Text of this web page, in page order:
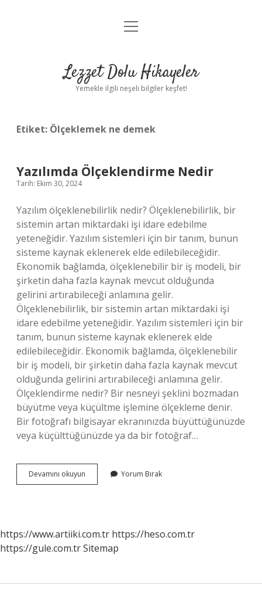
Anasayfa
Yasal Uyarı
menüyü
Lezzet Dolu Hikayeler
Yemekle ilgili neşeli bilgiler keşfet!
Etiket: Ölçeklemek ne demek
Yazılımda Ölçeklendirme Nedir
Tarih: Ekim 30, 2024
Yazılım ölçeklenebilirlik nedir? Ölçeklenebilirlik, bir
sistemin artan miktardaki işi idare edebilme
yeteneğidir. Yazılım sistemleri için bir tanım, bunun
sisteme kaynak eklenerek elde edilebileceğidir.
Ekonomik bağlamda, ölçeklenebilir bir iş modeli, bir
şirketin daha fazla kaynak mevcut olduğunda
gelirini artırabileceği anlamına gelir.
Ölçeklenebilirlik, bir sistemin artan miktardaki işi
idare edebilme yeteneğidir. Yazılım sistemleri için bir
tanım, bunun sisteme kaynak eklenerek elde
edilebileceğidir. Ekonomik bağlamda, ölçeklenebilir
bir iş modeli, bir şirketin daha fazla kaynak mevcut
olduğunda gelirini artırabileceği anlamına gelir.
Ölçeklendirme nedir? Bir nesneyi şeklini bozmadan
büyütme veya küçültme işlemine ölçekleme denir.
Bir fotoğrafı bilgisayar ekranınızda büyüttüğünüzde
veya küçülttüğünüzde ya da bir fotoğraf…
Devamını okuyun Yazılımda
Ölçeklendirme
Yorum Bırak
https://www.artiiki.com.tr https://heso.com.tr
https://gule.com.trSitemap